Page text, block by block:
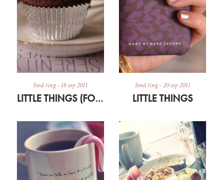
Små ting- 18 sep 2011
LITTLE THINGS (FORMERLY KNOWN AS 5)
Små ting-20 sep 2011
LITTLE THINGS